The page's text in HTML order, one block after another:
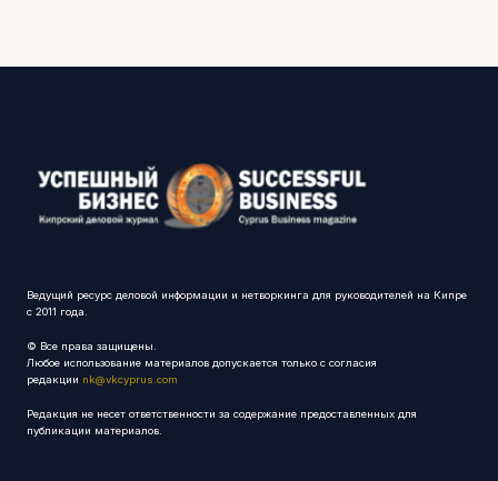
Ведущий ресурс деловой информации и нетворкинга для руководителей на Кипре
с 2011 года.
© Все права защищены.
Любое использование материалов допускается только с согласия
редакции nk@vkcyprus.com
Редакция не несет ответственности за содержание предоставленных для
публикации материалов.